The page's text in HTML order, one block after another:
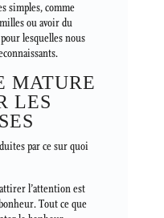
simples, comme
ou avoir du
lesquelles nous
MATURE
LES
par ce sur quoi
l’attention est
Tout ce que